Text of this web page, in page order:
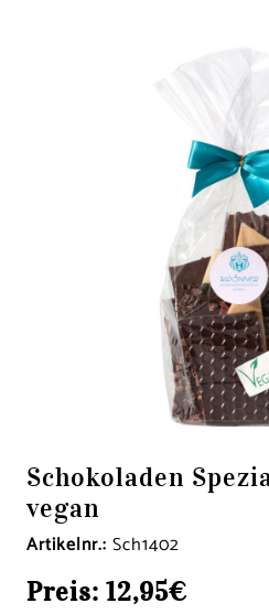
Schokoladen
vegan
Artikelnr.: Sch1402
Preis: 12,95€